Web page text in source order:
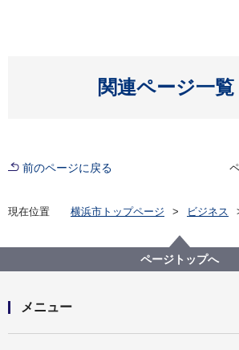
関連ページ一覧
開く
前のページに戻る
現在位置 横浜市トップページ
ビジネス
排出事業者関連
ポリ塩化ビフェニル（PCB）廃棄物
ポリ塩化ビフェニル（PCB）廃棄
ページトップへ
メニュー